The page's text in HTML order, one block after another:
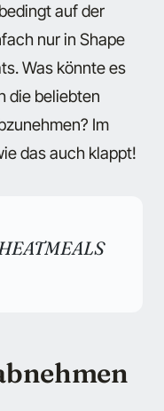
auf der
nur in Shape
Was könnte es
die beliebten
Im
das auch klappt!